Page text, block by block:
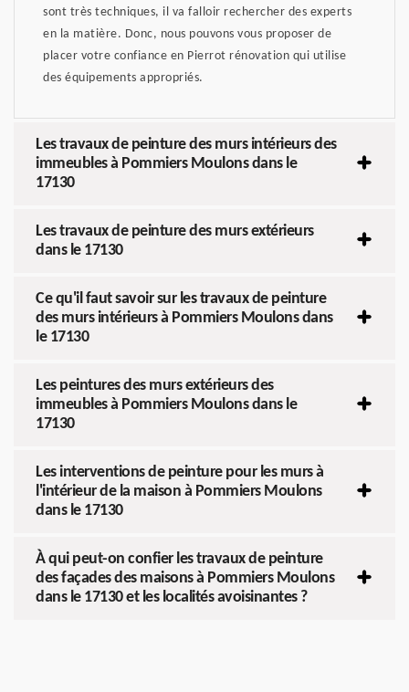
sont très techniques, il va falloir rechercher des experts
en la matière. Donc, nous pouvons vous proposer de
placer votre confiance en Pierrot rénovation qui utilise
des équipements appropriés.
Les travaux de peinture des murs intérieurs des
immeubles à Pommiers Moulons dans le
17130
Les travaux de peinture des murs extérieurs
dans le 17130
Ce qu'il faut savoir sur les travaux de peinture
des murs intérieurs à Pommiers Moulons dans
le 17130
Les peintures des murs extérieurs des
immeubles à Pommiers Moulons dans le
17130
Les interventions de peinture pour les murs à
l'intérieur de la maison à Pommiers Moulons
dans le 17130
À qui peut-on confier les travaux de peinture
des façades des maisons à Pommiers Moulons
dans le 17130 et les localités avoisinantes ?